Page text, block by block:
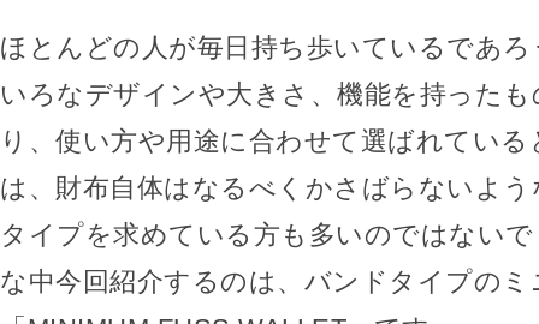
ほとんどの人が毎日持ち歩いているであ
いろなデザインや大きさ、機能を持った
り、使い方や用途に合わせて選ばれてい
は、財布自体はなるべくかさばらないよ
タイプを求めている方も多いのではない
な中今回紹介するのは、バンドタイプの